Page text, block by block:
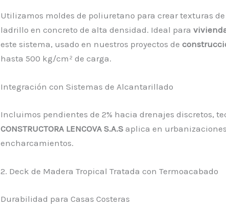
Utilizamos moldes de poliuretano para crear texturas
ladrillo en concreto de alta densidad. Ideal para
este sistema, usado en nuestros proyectos de
hasta 500 kg/cm² de carga.
Integración con Sistemas de Alcantarillado
Incluimos pendientes de 2% hacia drenajes discretos,
CONSTRUCTORA LENCOVA S.A.S aplica en
encharcamientos.
2. Deck de Madera Tropical Tratada con Termoacabado
Durabilidad para Casas Costeras